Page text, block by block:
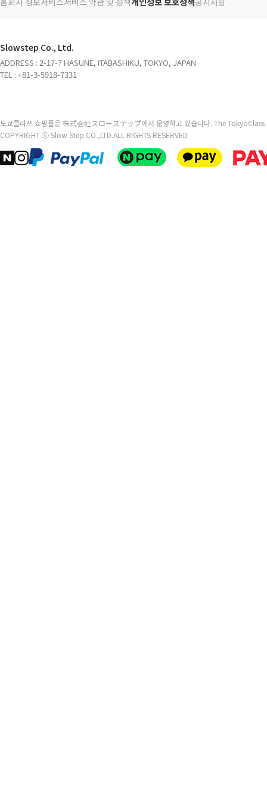
Slowstep Co., Ltd.
ADDRESS : 2-17-7 HASUNE, ITABASHIKU, TOKYO, JAPAN
TEL : +81-3-5918-7331
도쿄클라쓰 쇼핑몰은 株式会社スローステップ에서 운영하고 있습니다. The
COPYRIGHT ⓒ Slow Step CO.,LTD.ALL RIGHTS RESERVED